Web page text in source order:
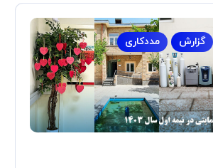
گزارش مددکاری